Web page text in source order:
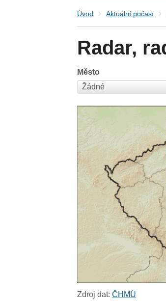
Úvod Aktuální počasí
Radar,
Město
Zdroj dat:ČHMÚ